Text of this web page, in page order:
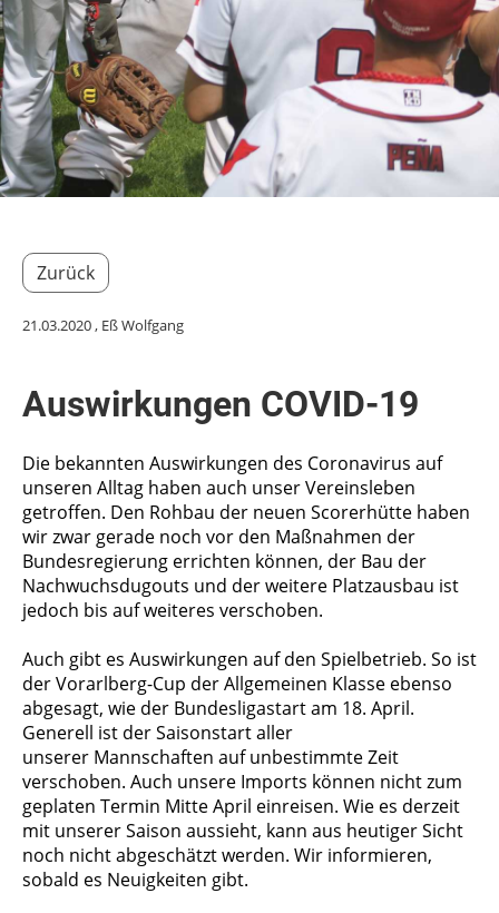
Zurück
21.03.2020, Eß Wolfgang
Auswirkungen COVID-19
Die bekannten Auswirkungen des Coronavirus auf
unseren Alltag haben auch unser Vereinsleben
getroffen. Den Rohbau der neuen Scorerhütte haben
wir zwar gerade noch vor den Maßnahmen der
Bundesregierung errichten können, der Bau der
Nachwuchsdugouts und der weitere Platzausbau ist
jedoch bis auf weiteres verschoben.
Auch gibt es Auswirkungen auf den Spielbetrieb. So ist
der Vorarlberg-Cup der Allgemeinen Klasse ebenso
abgesagt, wie der Bundesligastart am 18. April.
Generell ist der Saisonstart aller
unserer Mannschaften auf unbestimmte Zeit
verschoben. Auch unsere Imports können nicht zum
geplaten Termin Mitte April einreisen. Wie es derzeit
mit unserer Saison aussieht, kann aus heutiger Sicht
noch nicht abgeschätzt werden. Wir informieren,
sobald es Neuigkeiten gibt.